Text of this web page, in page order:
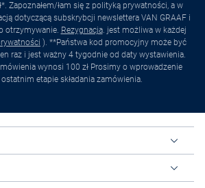
Zapoznałem/łam się z polityką prywatności, a w
dotyczącą subskrybcji newslettera VAN GRAAF i
otrzymywanie. Rezygnacja. jest możliwa w każdej
). **Państwa kod promocyjny może być
raz i jest ważny 4 tygodnie od daty wystawienia.
wynosi 100 zł Prosimy o wprowadzenie
etapie składania zamówienia.